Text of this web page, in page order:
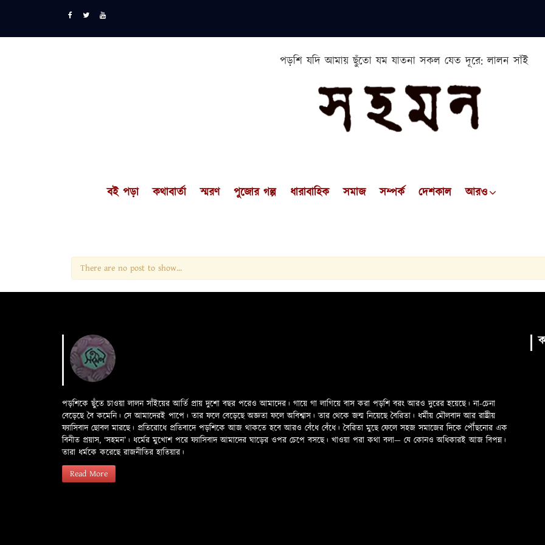
পড়শি যদি আমায় ছুঁতো যম যাতনা সকল যেত দূরে: লালন সাঁই
বই পড়া কথাবার্তা স্মরণ পুজোর গল্প ধারাবাহিক সমাজ সম্পর্ক দেশকাল আরও
There are no post to show...
পড়শিকে ছুঁতে চাওয়া লালন সাঁইয়ের আর্তি প্রায় দুশো বছর পরেও আমাদের। গায়ে গা লাগিয়ে বাস করা পড়শি বরং আরও দুরের হয়েছে। না-চেনা
বেড়েছে বৈ কমেনি। সে আমাদেরই পাপে। তার ফলে বেড়েছে অজ্ঞতা ফলে অবিশ্বাস। তার থেকে জন্ম নিয়েছে বৈরিতা। ধর্মীয় মৌলবাদ আর রাষ্ট্রীয়
ফ্যাসিবাদ ছোবল মারছে। প্রতিরোধে প্রতিবাদে পড়শিকে আজ থাকতে হবে আরও বেঁধে বেঁধে। বৈরিতা মুছে ফেলে সহজ সমাজের দিকে পৌঁছনোর এক
বিনীত প্রয়াস, ‘সহমন’। ধর্মের মুখোশ পরে ফ্যাসিবাদ আমাদের ঘাড়ের ওপর চেপে বসছে। খাওয়া পরা কথা বলা—­­ যে কোনও অধিকারই আজ বিপন্ন।
তারা ধর্মকে করেছে রাজনীতির হাতিয়ার।
Read More